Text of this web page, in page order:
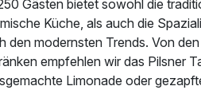
Gästen bietet sowohl die
Küche, als auch die
den modernsten Trends. Von den
empfehlen wir das Pilsner
Limonade oder